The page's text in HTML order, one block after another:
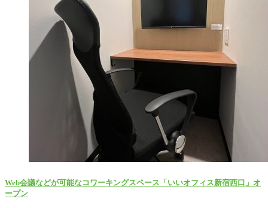
Web会議などが可能なコワーキングスペース「いいオフィス新宿西口」オ
ープン